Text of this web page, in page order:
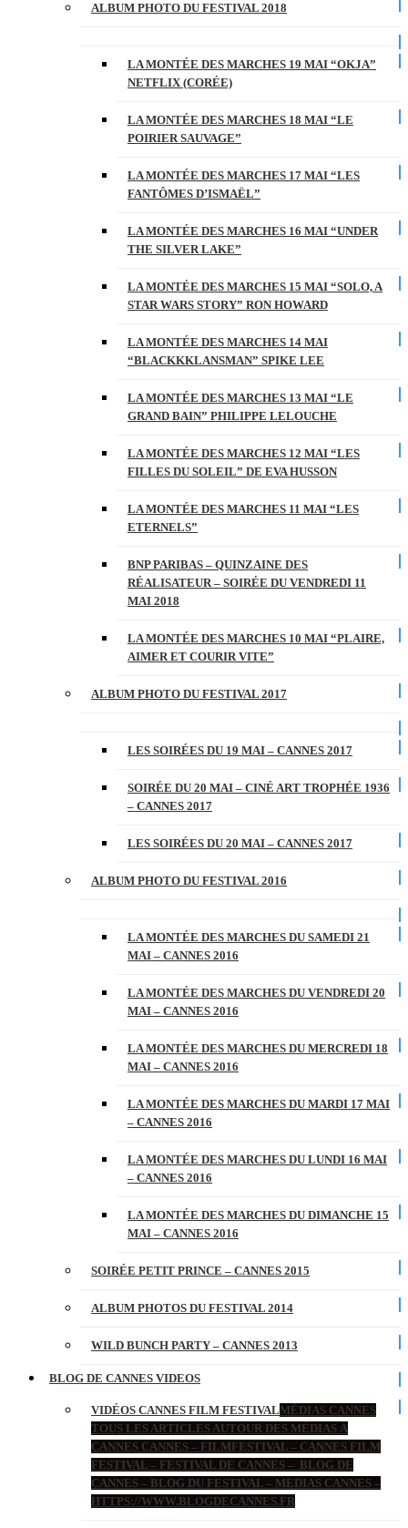
ALBUM PHOTO DU FESTIVAL 2018
LA MONTÉE DES MARCHES 19 MAI “OKJA”
NETFLIX (CORÉE)
LA MONTÉE DES MARCHES 18 MAI “LE
POIRIER SAUVAGE”
LA MONTÉE DES MARCHES 17 MAI “LES
FANTÔMES D’ISMAËL”
LA MONTÉE DES MARCHES 16 MAI “UNDER
THE SILVER LAKE”
LA MONTÉE DES MARCHES 15 MAI “SOLO, A
STAR WARS STORY” RON HOWARD
LA MONTÉE DES MARCHES 14 MAI
“BLACKKKLANSMAN” SPIKE LEE
LA MONTÉE DES MARCHES 13 MAI “LE
GRAND BAIN” PHILIPPE LELOUCHE
LA MONTÉE DES MARCHES 12 MAI “LES
FILLES DU SOLEIL” DE EVA HUSSON
LA MONTÉE DES MARCHES 11 MAI “LES
ETERNELS”
BNP PARIBAS – QUINZAINE DES
RÉALISATEUR – SOIRÉE DU VENDREDI 11
MAI 2018
LA MONTÉE DES MARCHES 10 MAI “PLAIRE,
AIMER ET COURIR VITE”
ALBUM PHOTO DU FESTIVAL 2017
LES SOIRÉES DU 19 MAI – CANNES 2017
SOIRÉE DU 20 MAI – CINÉ ART TROPHÉE 1936
– CANNES 2017
LES SOIRÉES DU 20 MAI – CANNES 2017
ALBUM PHOTO DU FESTIVAL 2016
LA MONTÉE DES MARCHES DU SAMEDI 21
MAI – CANNES 2016
LA MONTÉE DES MARCHES DU VENDREDI 20
MAI – CANNES 2016
LA MONTÉE DES MARCHES DU MERCREDI 18
MAI – CANNES 2016
LA MONTÉE DES MARCHES DU MARDI 17 MAI
– CANNES 2016
LA MONTÉE DES MARCHES DU LUNDI 16 MAI
– CANNES 2016
LA MONTÉE DES MARCHES DU DIMANCHE 15
MAI – CANNES 2016
SOIRÉE PETIT PRINCE – CANNES 2015
ALBUM PHOTOS DU FESTIVAL 2014
WILD BUNCH PARTY – CANNES 2013
BLOG DE CANNES VIDEOS
VIDÉOS CANNES FILM FESTIVALMÉDIAS CANNES
TOUS LES ARTICLES AUTOUR DES MÉDIAS À
CANNES CANNES – FILMFESTIVAL – CANNES FILM
FESTIVAL – FESTIVAL DE CANNES – BLOG DE
CANNES – BLOG DU FESTIVAL – MEDIAS CANNES –
HTTPS://WWW.BLOGDECANNES.FR